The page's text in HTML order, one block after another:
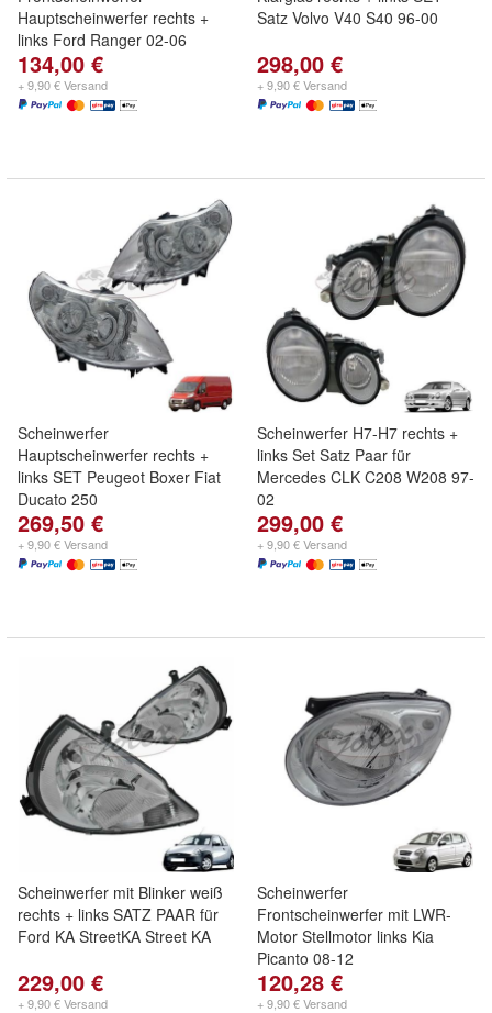
Hauptscheinwerfer rechts +
links Ford Ranger 02-06
134,00 €
+ 9,90 € Versand
Satz Volvo V40 S40 96-00
298,00 €
+ 9,90 € Versand
Scheinwerfer
Hauptscheinwerfer rechts +
links SET Peugeot Boxer Fiat
Ducato 250
269,50 €
+ 9,90 € Versand
Scheinwerfer H7-H7 rechts +
links Set Satz Paar für
Mercedes CLK C208 W208 97-
02
299,00 €
+ 9,90 € Versand
Scheinwerfer mit Blinker weiß
rechts + links SATZ PAAR für
Ford KA StreetKA Street KA
229,00 €
+ 9,90 € Versand
Scheinwerfer
Frontscheinwerfer mit LWR-
Motor Stellmotor links Kia
Picanto 08-12
120,28 €
+ 9,90 € Versand